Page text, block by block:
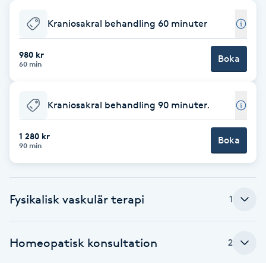
Babylights
Balayage
Barber
Blowout
Kraniosakral behandling 60 minuter
980 kr
60 min Boka
Kraniosakral behandling 90 minuter.
1 280 kr
90 min Boka
Fysikalisk vaskulär terapi 1
Homeopatisk konsultation 2